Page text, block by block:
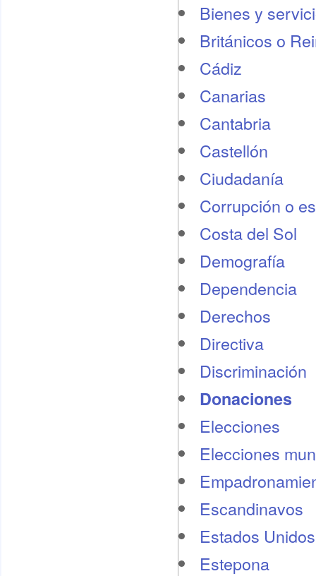
Bienes y
Británicos o
Cádiz
Canarias
Cantabria
Castellón
Ciudadanía
Corrupción o
Costa del Sol
Demografí­a
Dependencia
Derechos
Directiva
Discriminación
Donaciones
Elecciones
Elecciones
Escandinavos
Estados Unidos
Estepona